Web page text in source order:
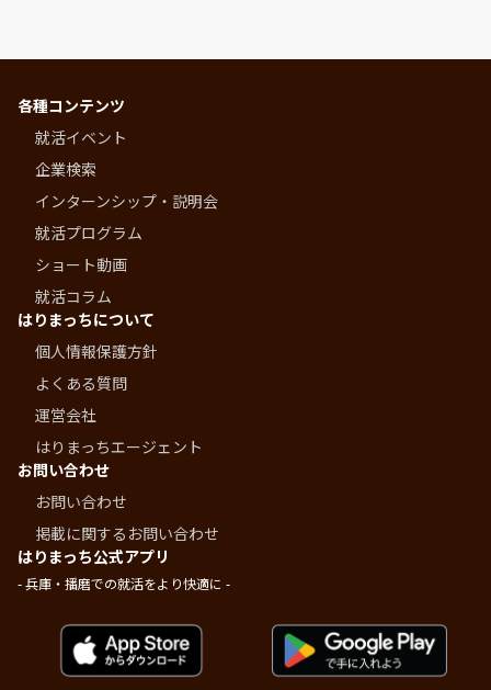
各種コンテンツ
就活イベント
企業検索
インターンシップ・説明会
就活プログラム
ショート動画
就活コラム
はりまっちについて
個人情報保護方針
よくある質問
運営会社
はりまっちエージェント
お問い合わせ
お問い合わせ
掲載に関するお問い合わせ
はりまっち公式アプリ
- 兵庫・播磨での就活をより快適に -